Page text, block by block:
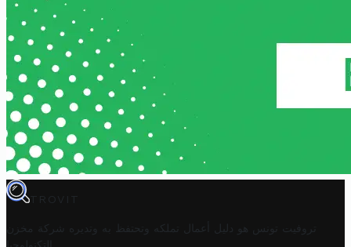
TROVIT
تروفيت تونس هو دليل أعمال تملكه وتحتفظ به وتديره
شركة مخزن
التكنولوجيا